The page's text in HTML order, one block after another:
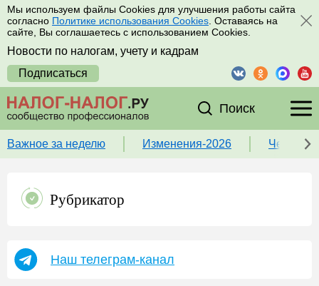
Мы используем файлы Cookies для улучшения работы сайта
согласно Политике использования Cookies . Оставаясь на
сайте, Вы соглашаетесь с использованием Cookies.
Новости по налогам, учету и кадрам
Подписаться
Поиск
Важное за неделю Изменения-2026 Чек-
Рубрикатор
Наш телеграм-канал